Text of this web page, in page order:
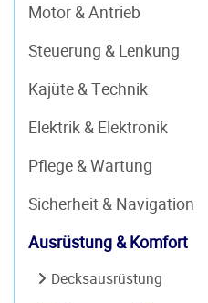
Motor & Antrieb
Steuerung & Lenkung
Kajüte & Technik
Elektrik & Elektronik
Pflege & Wartung
Sicherheit & Navigation
Ausrüstung & Komfort
Decksausrüstung